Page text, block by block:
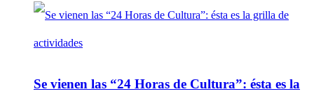
Se vienen las “24 Horas de Cultura”: ésta es la